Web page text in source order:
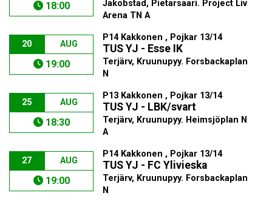
18:00
Jakobstad, Pietarsaari. Project Liv
Arena TN A
20 AUG
19:00
P14 Kakkonen , Pojkar 13/14
TUS YJ - Esse IK
Terjärv, Kruunupyy. Forsbackaplan
N
25 AUG
18:30
P13 Kakkonen , Pojkar 13/14
TUS YJ - LBK/svart
Terjärv, Kruunupyy. Heimsjöplan N
A
27 AUG
19:00
P14 Kakkonen , Pojkar 13/14
TUS YJ - FC Ylivieska
Terjärv, Kruunupyy. Forsbackaplan
N